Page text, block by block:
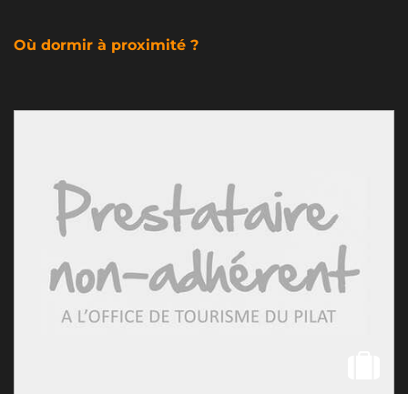
Où dormir à proximité ?